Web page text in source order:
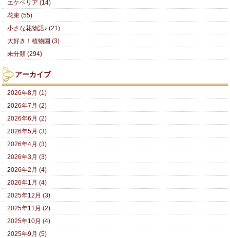
エケベリア (14)
花束 (55)
小さな花物語♪ (21)
大好き！植物園 (3)
未分類 (294)
アーカイブ
2026年8月 (1)
2026年7月 (2)
2026年6月 (2)
2026年5月 (3)
2026年4月 (3)
2026年3月 (3)
2026年2月 (4)
2026年1月 (4)
2025年12月 (3)
2025年11月 (2)
2025年10月 (4)
2025年9月 (5)